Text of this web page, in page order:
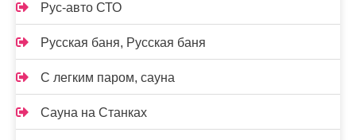
Рус-авто СТО
Русская баня, Русская баня
С легким паром, сауна
Сауна на Станках